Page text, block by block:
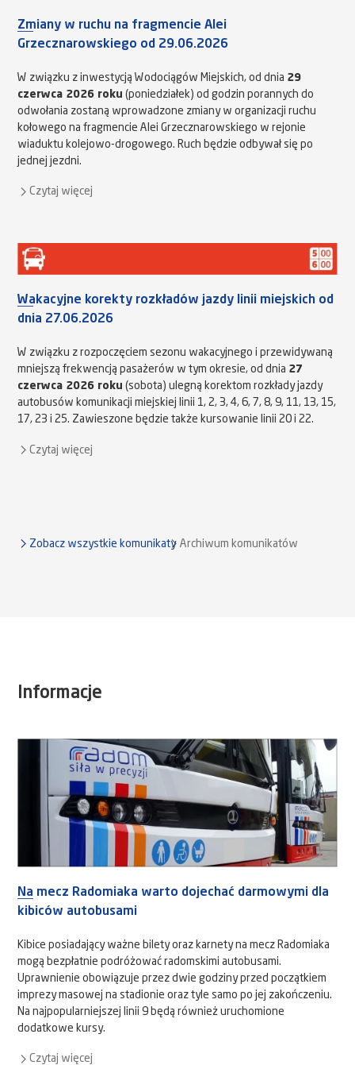
Zmiany w ruchu na fragmencie Alei
Grzecznarowskiego od 29.06.2026
W związku z inwestycją Wodociągów Miejskich, od dnia 29
czerwca 2026 roku (poniedziałek) od godzin porannych do
odwołania zostaną wprowadzone zmiany w organizacji ruchu
kołowego na fragmencie Alei Grzecznarowskiego w rejonie
wiaduktu kolejowo-drogowego. Ruch będzie odbywał się po
jednej jezdni.
Czytaj więcej
Wakacyjne korekty rozkładów jazdy linii miejskich od
dnia 27.06.2026
W związku z rozpoczęciem sezonu wakacyjnego i przewidywaną
mniejszą frekwencją pasażerów w tym okresie, od dnia 27
czerwca 2026 roku (sobota) ulegną korektom rozkłady jazdy
autobusów komunikacji miejskiej linii 1, 2, 3, 4, 6, 7, 8, 9, 11, 13, 15,
17, 23 i 25. Zawieszone będzie także kursowanie linii 20 i 22.
Czytaj więcej
Zobacz wszystkie komunikaty Archiwum komunikatów
Informacje
Na mecz Radomiaka warto dojechać darmowymi dla
kibiców autobusami
Kibice posiadający ważne bilety oraz karnety na mecz Radomiaka
mogą bezpłatnie podróżować radomskimi autobusami.
Uprawnienie obowiązuje przez dwie godziny przed początkiem
imprezy masowej na stadionie oraz tyle samo po jej zakończeniu.
Na najpopularniejszej linii 9 będą również uruchomione
dodatkowe kursy.
Czytaj więcej